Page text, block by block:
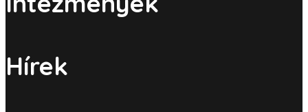
Hírek